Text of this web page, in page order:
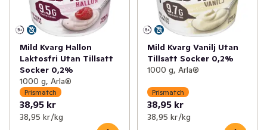
Mild Kvarg Hallon
Laktosfri Utan Tillsatt
Socker 0,2%
1000 g, Arla®
Prismatch
38,95 kr
38,95 kr /kg
Mild Kvarg Vanilj Utan
Tillsatt Socker 0,2%
1000 g, Arla®
Prismatch
38,95 kr
38,95 kr /kg